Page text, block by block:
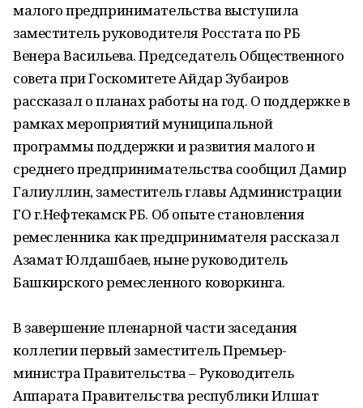
малого предпринимательства выступила
заместитель руководителя Росстата по РБ
Венера Васильева. Председатель Общественного
совета при Госкомитете Айдар Зубаиров
рассказал о планах работы на год. О поддержке в
рамках мероприятий муниципальной
программы поддержки и развития малого и
среднего предпринимательства сообщил Дамир
Галиуллин, заместитель главы Администрации
ГО г.Нефтекамск РБ. Об опыте становления
ремесленника как предпринимателя рассказал
Азамат Юлдашбаев, ныне руководитель
Башкирского ремесленного коворкинга.
В завершение пленарной части заседания
коллегии первый заместитель Премьер-
министра Правительства – Руководитель
Аппарата Правительства республики Илшат